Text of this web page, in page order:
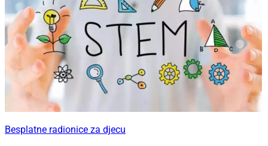
Besplatne radionice za djecu